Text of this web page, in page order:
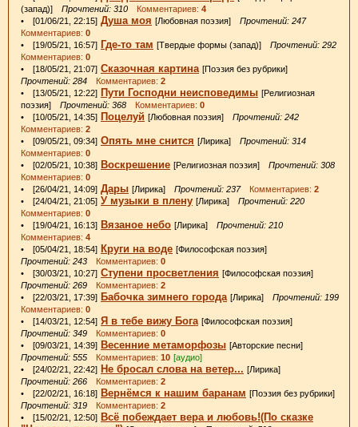
(запад)] Прочтений: 310 Комментариев: 4
• [01/06/21, 22:15] Душа моя [Любовная поэзия] Прочтений: 247
Комментариев: 0
• [19/05/21, 16:57] Где-то там [Твердые формы (запад)] Прочтений: 292
Комментариев: 0
• [18/05/21, 21:07] Сказочная картина [Поэзия без рубрики]
Прочтений: 284 Комментариев: 2
• [13/05/21, 12:22] Пути Господни неисповедимы [Религиозная
поэзия] Прочтений: 368 Комментариев: 0
• [10/05/21, 14:35] Поцелуй [Любовная поэзия] Прочтений: 242
Комментариев: 2
• [09/05/21, 09:34] Опять мне снится [Лирика] Прочтений: 314
Комментариев: 0
• [02/05/21, 10:38] Воскрешение [Религиозная поэзия] Прочтений: 308
Комментариев: 0
• [26/04/21, 14:09] Дары [Лирика] Прочтений: 237Комментариев: 2
• [24/04/21, 21:05] У музыки в плену [Лирика] Прочтений: 220
Комментариев: 0
• [19/04/21, 16:13] Вязаное небо [Лирика] Прочтений: 210
Комментариев: 4
• [05/04/21, 18:54] Круги на воде [Философская поэзия]
Прочтений: 243 Комментариев: 0
• [30/03/21, 10:27] Ступени просветления [Философская поэзия]
Прочтений: 269 Комментариев: 2
• [22/03/21, 17:39] Бабочка зимнего города [Лирика] Прочтений: 199
Комментариев: 0
• [14/03/21, 12:54] Я в тебе вижу Бога [Философская поэзия]
Прочтений: 349 Комментариев: 0
• [09/03/21, 14:39] Весенние метаморфозы [Авторские песни]
Прочтений: 555 Комментариев: 10 [аудио]
• [24/02/21, 22:42] Не бросал слова на ветер... [Лирика]
Прочтений: 266 Комментариев: 2
• [22/02/21, 16:18] Вернёмся к нашим баранам [Поэзия без рубрики]
Прочтений: 319 Комментариев: 2
• [15/02/21, 12:50] Всё побеждает вера и любовь!(По сказке